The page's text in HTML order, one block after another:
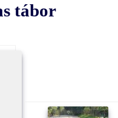
tábor